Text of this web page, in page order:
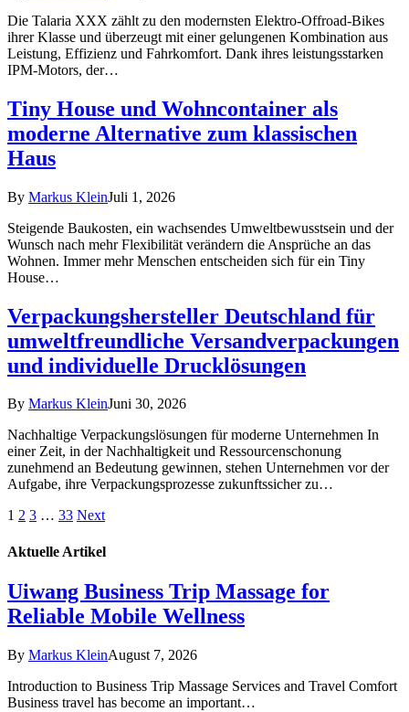
Die Talaria XXX zählt zu den modernsten Elektro-Offroad-Bikes
ihrer Klasse und überzeugt mit einer gelungenen Kombination aus
Leistung, Effizienz und Fahrkomfort. Dank ihres leistungsstarken
IPM-Motors, der…
Tiny House und Wohncontainer als
moderne Alternative zum klassischen
Haus
By Markus KleinJuli 1, 2026
Steigende Baukosten, ein wachsendes Umweltbewusstsein und der
Wunsch nach mehr Flexibilität verändern die Ansprüche an das
Wohnen. Immer mehr Menschen entscheiden sich für ein Tiny
House…
Verpackungshersteller Deutschland für
umweltfreundliche Versandverpackungen
und individuelle Drucklösungen
By Markus KleinJuni 30, 2026
Nachhaltige Verpackungslösungen für moderne Unternehmen In
einer Zeit, in der Nachhaltigkeit und Ressourcenschonung
zunehmend an Bedeutung gewinnen, stehen Unternehmen vor der
Aufgabe, ihre Verpackungsprozesse zukunftssicher zu…
1 2 3 … 33 Next
Aktuelle Artikel
Uiwang Business Trip Massage for
Reliable Mobile Wellness
By Markus KleinAugust 7, 2026
Introduction to Business Trip Massage Services and Travel Comfort
Business travel has become an important…